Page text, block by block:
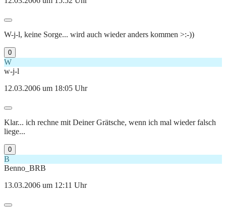
W-j-l, keine Sorge... wird auch wieder anders kommen >:-))
0
W
w-j-l
12.03.2006 um 18:05 Uhr
Klar... ich rechne mit Deiner Grätsche, wenn ich mal wieder falsch
liege...
0
B
Benno_BRB
13.03.2006 um 12:11 Uhr